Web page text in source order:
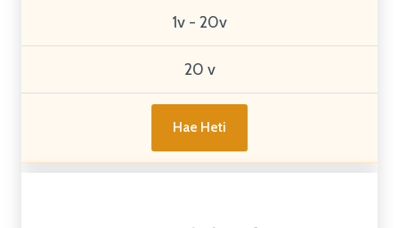
1v - 20v
20 v
Hae Heti